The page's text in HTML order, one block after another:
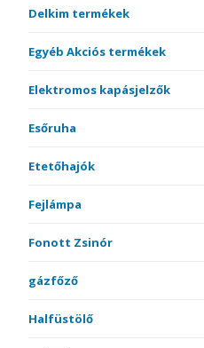
Delkim termékek
Egyéb Akciós termékek
Elektromos kapásjelzők
Esőruha
Etetőhajók
Fejlámpa
Fonott Zsinór
gázfőző
Halfüstölő